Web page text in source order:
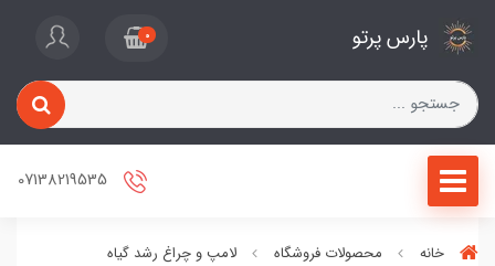
پارس پرتو 0
خانه محصولات فروشگاه
لامپ و چراغ رشد گیاه